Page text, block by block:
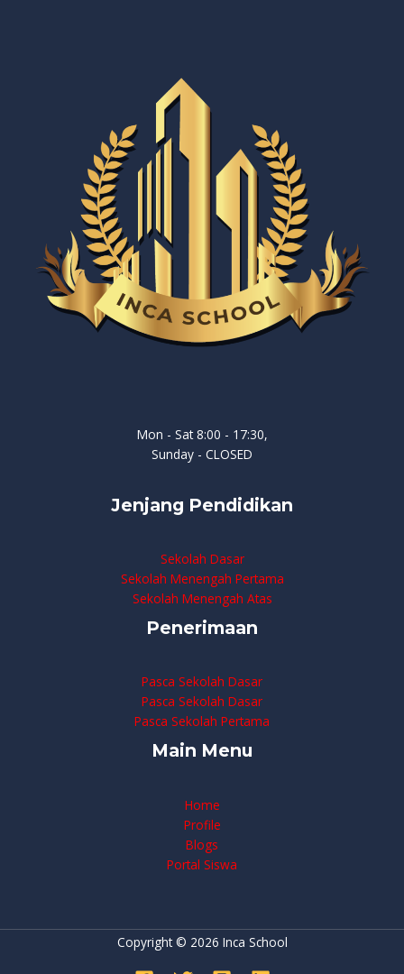
Mon - Sat 8:00 - 17:30,
Sunday - CLOSED
Jenjang Pendidikan
Sekolah Dasar
Sekolah Menengah Pertama
Sekolah Menengah Atas
Penerimaan
Pasca Sekolah Dasar
Pasca Sekolah Dasar
Pasca Sekolah Pertama
Main Menu
Home
Profile
Blogs
Portal Siswa
Copyright © 2026 Inca School